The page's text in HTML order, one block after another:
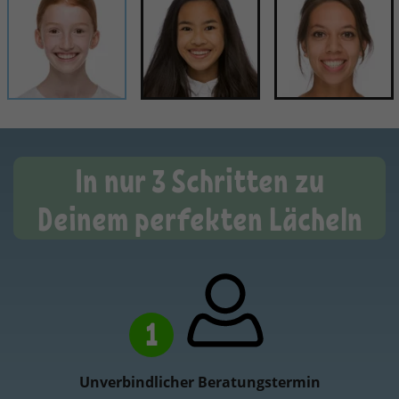
In nur 3 Schritten zu
Deinem perfekten Lächeln
1
Unverbindlicher Beratungstermin